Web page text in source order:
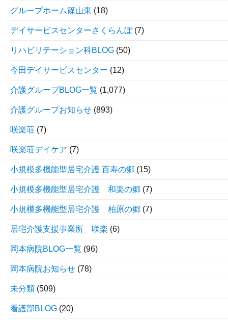
グループホーム篠山東 (18)
デイサービスセンターさくらんぼ(7)
リハビリテーション科BLOG (50)
今田デイサービスセンター (12)
介護グループBLOG一覧 (1,077)
介護グループお知らせ (893)
咲楽荘 (7)
咲楽荘デイケア (7)
小規模多機能型居宅介護 百寿の郷 (15)
小規模多機能型居宅介護 和楽の郷 (7)
小規模多機能型居宅介護 柏原の郷 (7)
居宅介護支援事業所 咲楽 (6)
岡本病院BLOG一覧 (96)
岡本病院お知らせ (78)
未分類 (509)
看護部BLOG (20)